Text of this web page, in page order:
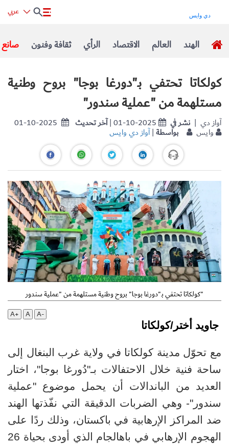
صانع ثقافة وفنون الرأي الاقتصاد العالم الهند
كولكاتا تحتفي بـ"دورغا بوجا" بروح وطنية
مستلهمة من "عملية سندور"
01-10-2025 آخر تحديث| 01-10-2025 نشر في | آواز دي
وايس بواسطة|آواز دي وايس
كولكاتا تحتفي بـ"دورغا بوجا" بروح وطنية مستلهمة من "عملية سندور"
A+
A A-
جاويد أختر/كولكاتا
مع تحوّل مدينة كولكاتا في ولاية غرب البنغال إلى
ساحة فنية خلال الاحتفالات بـ"دُورغا بوجا"، اختار
العديد من الباندالات أن يحمل موضوع "عملية
سندور"- وهي الضربات الدقيقة التي نفّذتها الهند
ضد المراكز الإرهابية في باكستان، وذلك ردًا على
الهجوم الإرهابي في باهالجام الذي أودى بحياة 26